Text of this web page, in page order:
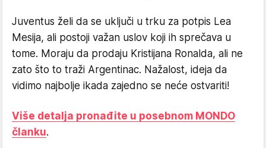
Juventus želi da se uključi u trku za potpis Lea
Mesija, ali postoji važan uslov koji ih sprečava u
tome. Moraju da prodaju Kristijana Ronalda, ali ne
zato što to traži Argentinac. Nažalost, ideja da
vidimo najbolje ikada zajedno se neće ostvariti!
Više detalja pronađite u posebnom MONDO
članku.